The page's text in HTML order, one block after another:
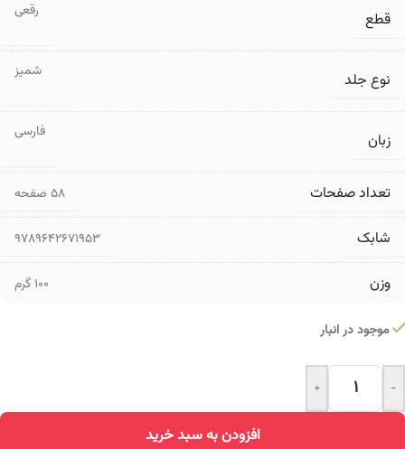
قطع رقعی
نوع جلد شمیز
زبان فارسی
تعداد صفحات ۵۸ صفحه
شابک 9789642671953
وزن 100 گرم
موجود در انبار
-
+
افزودن به سبد خرید
Alternative: